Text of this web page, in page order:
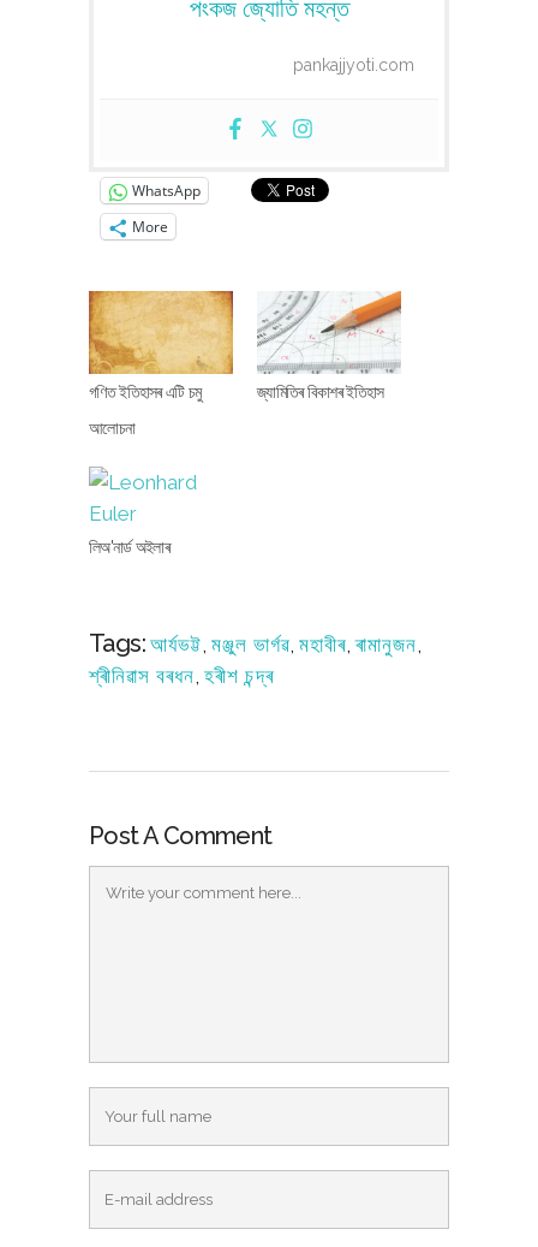
পংকজ জ্যোতি মহন্ত
pankajjyoti.com
WhatsApp
More
গণিত ইতিহাসৰ এটি চমু
আলোচনা
জ্যামিতিৰ বিকাশৰ ইতিহাস
লিঅ'নাৰ্ড অইলাৰ
Tags: আৰ্যভট্ট মঞ্জুল ভাৰ্গৱ মহাবীৰ ,ৰামানুজন
শ্ৰীনিৱাস বৰধন হৰীশ চন্দ্ৰ
Post A Comment